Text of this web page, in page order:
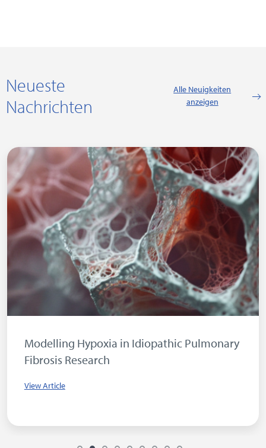
Neueste
Nachrichten
Alle Neuigkeiten
anzeigen
Modelling Hypoxia in Idiopathic Pulmonary
Fibrosis Research
View Article